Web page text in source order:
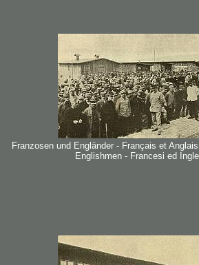
Franzosen und Engländer - Français et
Englishmen - Francesi ed